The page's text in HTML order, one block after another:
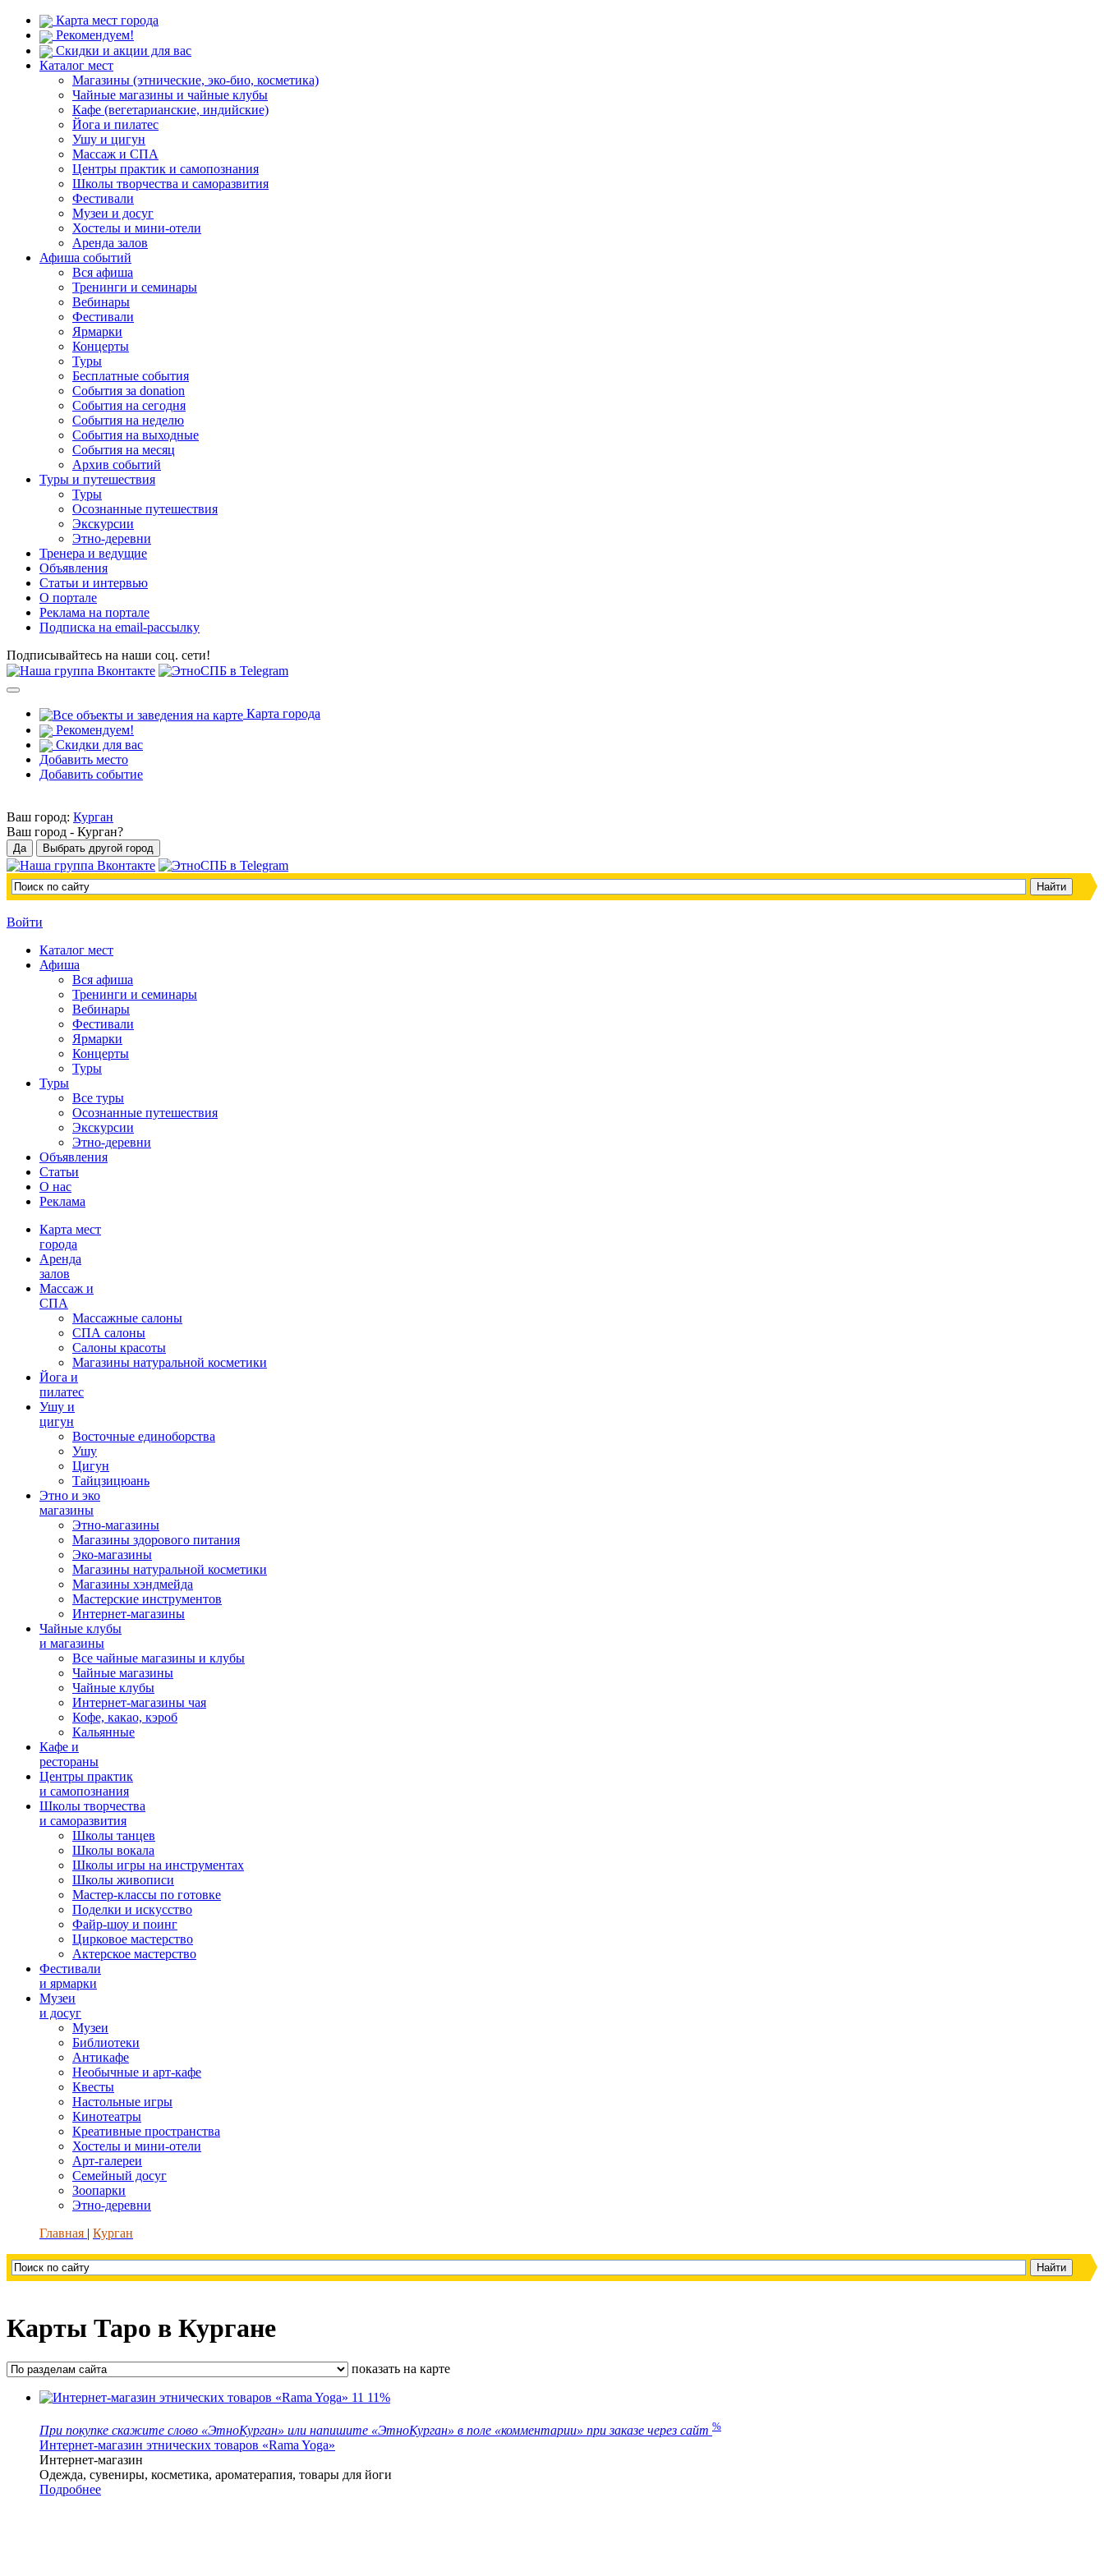
Карта мест города
Рекомендуем!
Скидки и акции для вас
Каталог мест
Магазины (этнические, эко-био, косметика)
Чайные магазины и чайные клубы
Кафе (вегетарианские, индийские)
Йога и пилатес
Ушу и цигун
Массаж и СПА
Центры практик и самопознания
Школы творчества и саморазвития
Фестивали
Музеи и досуг
Хостелы и мини-отели
Аренда залов
Афиша событий
Вся афиша
Тренинги и семинары
Вебинары
Фестивали
Ярмарки
Концерты
Туры
Бесплатные события
События за donation
События на сегодня
События на неделю
События на выходные
События на месяц
Архив событий
Туры и путешествия
Туры
Осознанные путешествия
Экскурсии
Этно-деревни
Тренера и ведущие
Объявления
Статьи и интервью
О портале
Реклама на портале
Подписка на email-рассылку
Подписывайтесь на наши соц. сети!
Карта города
Рекомендуем!
Скидки для вас
Добавить место
Добавить событие
Ваш город: Курган
Ваш город - Курган?
Войти
Каталог мест
Афиша
Вся афиша
Тренинги и семинары
Вебинары
Фестивали
Ярмарки
Концерты
Туры
Туры
Все туры
Осознанные путешествия
Экскурсии
Этно-деревни
Объявления
Статьи
О нас
Реклама
Карта мест
города
Аренда
залов
Массаж и
СПА
Массажные салоны
СПА салоны
Салоны красоты
Магазины натуральной косметики
Йога и
пилатес
Ушу и
цигун
Восточные единоборства
Ушу
Цигун
Тайцзицюань
Этно и эко
магазины
Этно-магазины
Магазины здорового питания
Эко-магазины
Магазины натуральной косметики
Магазины хэндмейда
Мастерские инструментов
Интернет-магазины
Чайные клубы
и магазины
Все чайные магазины и клубы
Чайные магазины
Чайные клубы
Интернет-магазины чая
Кофе, какао, кэроб
Кальянные
Кафе и
рестораны
Центры практик
и самопознания
Школы творчества
и саморазвития
Школы танцев
Школы вокала
Школы игры на инструментах
Школы живописи
Мастер-классы по готовке
Поделки и искусство
Файр-шоу и поинг
Цирковое мастерство
Актерское мастерство
Фестивали
и ярмарки
Музеи
и досуг
Музеи
Библиотеки
Антикафе
Необычные и арт-кафе
Квесты
Настольные игры
Кинотеатры
Креативные пространства
Хостелы и мини-отели
Арт-галереи
Семейный досуг
Зоопарки
Этно-деревни
Главная
Курган
Карты Таро в Кургане
показать на карте
11 11%
При покупке скажите слово «ЭтноКурган» или напишите «ЭтноКурган» в поле «комментарии» при заказе через сайт %
Интернет-магазин этнических товаров «Rama Yoga»
Интернет-магазин
Одежда, сувениры, косметика, ароматерапия, товары для йоги
Подробнее